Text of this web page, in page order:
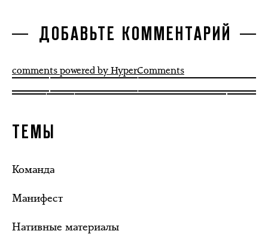
ДОБАВЬТЕ КОММЕНТАРИЙ
comments powered by HyperComments
ТЕМЫ
Команда
Манифест
Нативные материалы